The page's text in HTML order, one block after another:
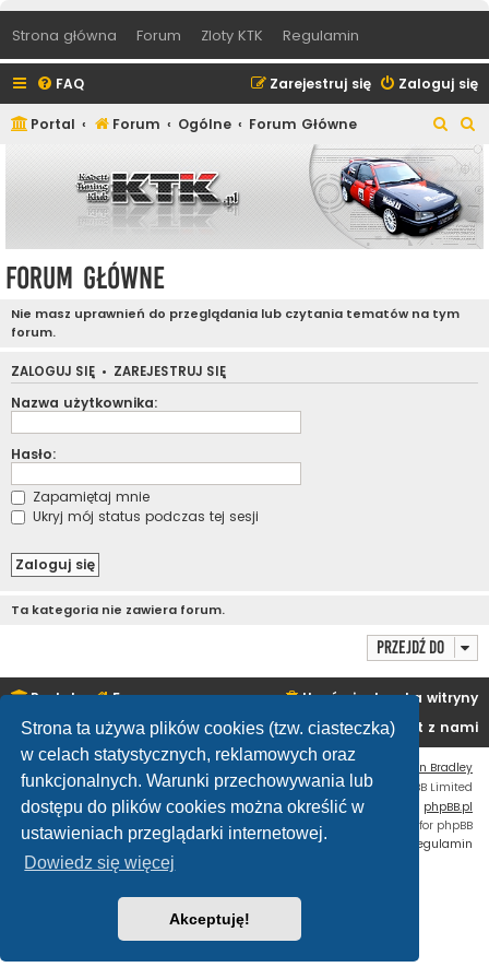
Strona ta używa plików cookies (tzw. ciasteczka)
w celach statystycznych, reklamowych oraz
funkcjonalnych. Warunki przechowywania lub
dostępu do plików cookies można określić w
ustawieniach przeglądarki internetowej.
Dowiedz się więcej
Akceptuję!
Strona główna Forum Zloty KTK Regulamin
FAQ Zaloguj się
Zarejestruj się
Portal Forum Ogólne Forum Główne
z
u
k
z
u
k
a
Forum Główne
Nie masz uprawnień do przeglądania lub czytania tematów na tym
forum.
ZALOGUJ SIĘ • ZAREJESTRUJ SIĘ
Nazwa użytkownika:
Hasło:
Zapamiętaj mnie
Ukryj mój status podczas tej sesji
Ta kategoria nie zawiera forum.
Przejdź do
Portal Forum
Usuń ciasteczka witryny
Kontakt z nami
Ian Bradley
Technologię dostarczaphpBB® Forum Software © phpBB Limited
Polski pakiet językowy dostarcza phpBB.pl
Custom Code
extension for phpBB
Zasady ochrony danych osobowych
Regulamin